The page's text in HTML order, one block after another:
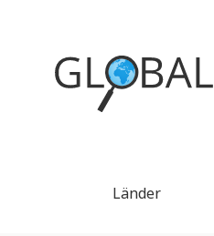
Länder